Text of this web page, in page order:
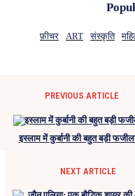
फ़ीचर ART संस्कृति
PREVIOUS ARTICLE
इस्लाम में कुर्बानी की बहुत बड़ी
NEXT ARTICLE